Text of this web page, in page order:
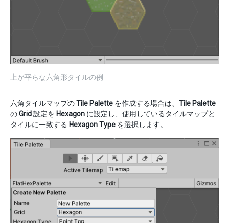
上が平らな六角形タイルの例
六角タイルマップのTile Palette を作成する場合は、 Tile Palette
のGrid設定を Hexagon に設定し、使用しているタイルマップと
タイルに一致する Hexagon Type を選択します。